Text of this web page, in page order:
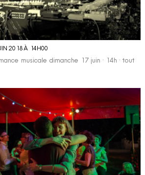
2018 À 14H00
musicale dimanche 17 juin · 14h · tout